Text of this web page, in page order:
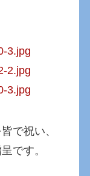
で祝い、
です。